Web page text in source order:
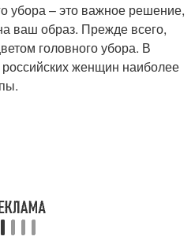
убора – это важное решение,
ваш образ. Прежде всего,
головного убора. В
женщин наиболее